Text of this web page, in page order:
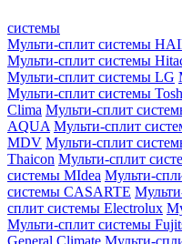
системы
Мульти-сплит системы
Мульти-сплит системы
Мульти-сплит системы LG
Мульти-сплит системы
Clima Мульти-сплит
AQUA Мульти-сплит
MDV Мульти-сплит
Thaicon Мульти-сплит
системы MIdea Мульти-
системы CASARTE
сплит системы Electrolux
Мульти-сплит системы
General Climate Мульти-